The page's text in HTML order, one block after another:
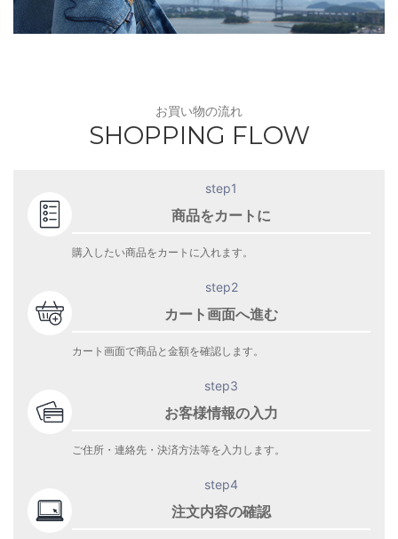
お買い物の流れ
SHOPPING FLOW
step1
商品をカートに
購入したい商品をカートに入れます。
step2
カート画面へ進む
カート画面で商品と金額を確認します。
step3
お客様情報の入力
ご住所・連絡先・決済方法等を入力します。
step4
注文内容の確認